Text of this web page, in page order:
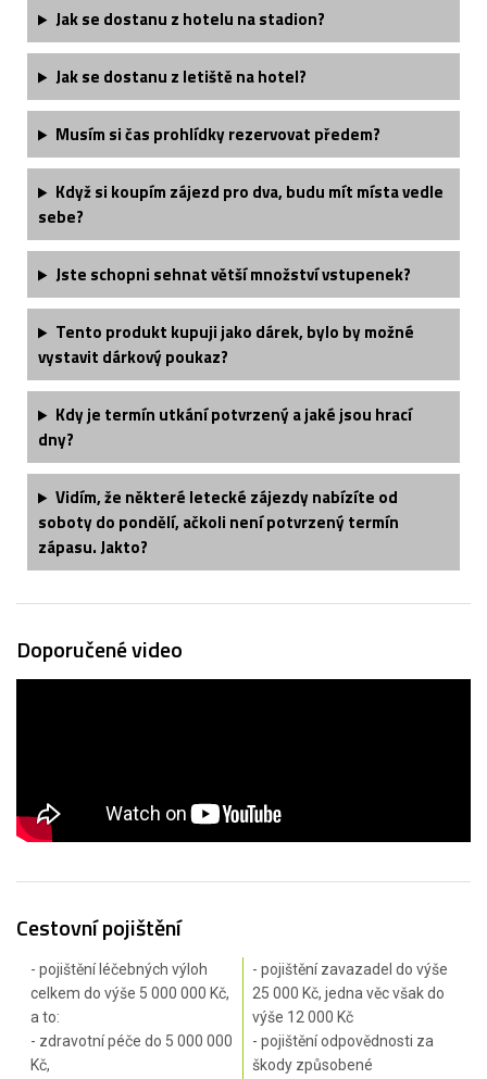
Jak se dostanu z hotelu na stadion?
Jak se dostanu z letiště na hotel?
Musím si čas prohlídky rezervovat předem?
Když si koupím zájezd pro dva, budu mít místa vedle
sebe?
Jste schopni sehnat větší množství vstupenek?
Tento produkt kupuji jako dárek, bylo by možné
vystavit dárkový poukaz?
Kdy je termín utkání potvrzený a jaké jsou hrací
dny?
Vidím, že některé letecké zájezdy nabízíte od
soboty do pondělí, ačkoli není potvrzený termín
zápasu. Jakto?
Doporučené video
Cestovní pojištění
- pojištění léčebných výloh
celkem do výše 5 000 000 Kč,
a to:
- zdravotní péče do 5 000 000
Kč,
- pojištění zavazadel do výše
25 000 Kč, jedna věc však do
výše 12 000 Kč
- pojištění odpovědnosti za
škody způsobené